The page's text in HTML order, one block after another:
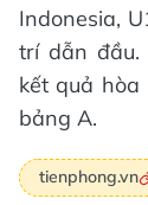
Indonesia,
trí dẫn đầu.
kết quả
bảng A.
tienphong.vn